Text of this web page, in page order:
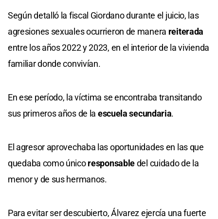
Según detalló la fiscal Giordano durante el juicio, las
agresiones sexuales ocurrieron de manera reiterada
entre los años 2022 y 2023, en el interior de la vivienda
familiar donde convivían.
En ese período, la víctima se encontraba transitando
sus primeros años de la escuela secundaria.
El agresor aprovechaba las oportunidades en las que
quedaba como únicoresponsabledel cuidado de la
menor y de sus hermanos.
Para evitar ser descubierto, Álvarez ejercía una fuerte